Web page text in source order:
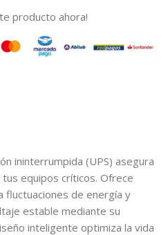
producto ahora!
ininterrumpida (UPS) asegura
equipos críticos. Ofrece
fluctuaciones de energía y
estable mediante su
inteligente optimiza la vida